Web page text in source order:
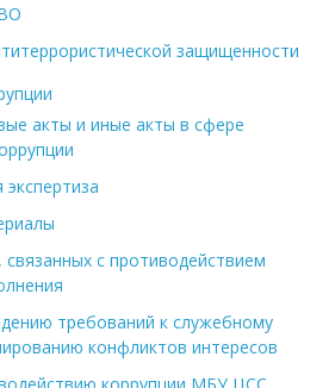
защищенности
акты и иные акты в сфере
с противодействием
требований к служебному
конфликтов интересов
коррупции МБУ ЦСС